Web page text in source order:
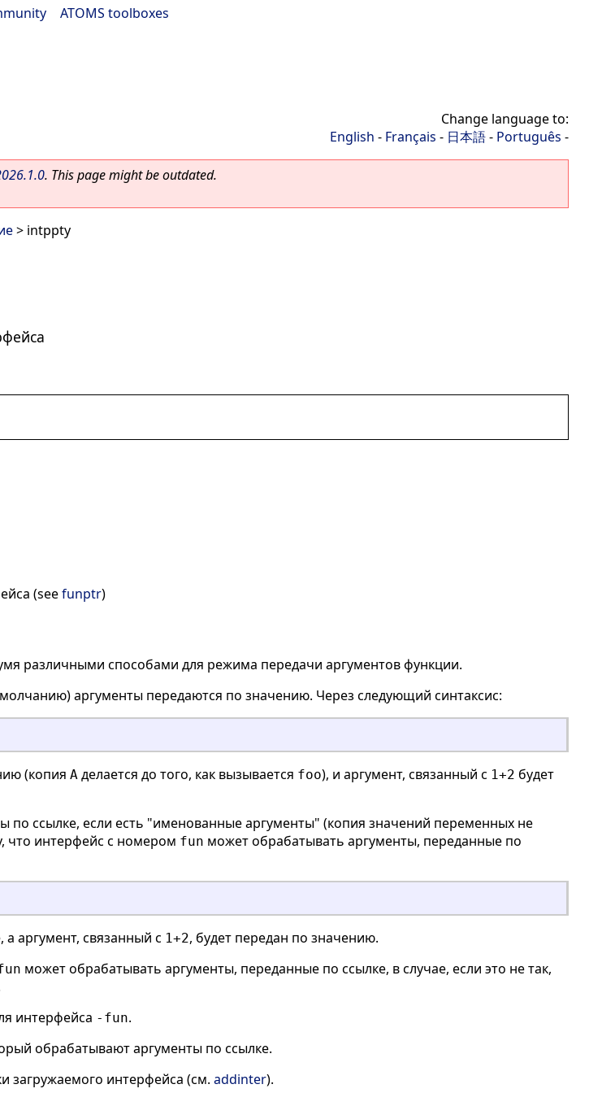
ATOMS toolboxes
Change language to:
English - Français - 日本語- Português -
. This page might be outdated.
> intppty
(seefunptr)
различными способами для режима передачи аргументов функции.
аргументы передаются по значению. Через следующий синтаксис:
(копия A делается до того, как вызывается foo), и аргумент, связанный с 1+2 будет
по ссылке, если есть "именованные аргументы" (копия значений переменных не
что интерфейс с номером fun может обрабатывать аргументы, переданные по
а аргумент, связанный с 1+2, будет передан по значению.
может обрабатывать аргументы, переданные по ссылке, в случае, если это не так,
интерфейса -fun.
обрабатывают аргументы по ссылке.
загружаемого интерфейса (см. addinter).